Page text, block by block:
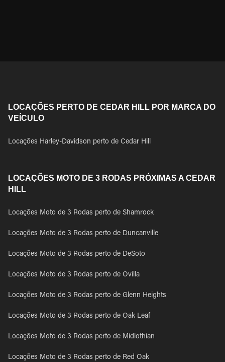
LOCAÇÕES PERTO DE CEDAR HILL POR MARCA DO
VEÍCULO
Locações Harley-Davidson perto de Cedar Hill
LOCAÇÕES MOTO DE 3 RODAS PRÓXIMAS A CEDAR
HILL
Locações Moto de 3 Rodas perto de Shamrock
Locações Moto de 3 Rodas perto de Duncanville
Locações Moto de 3 Rodas perto de DeSoto
Locações Moto de 3 Rodas perto de Ovilla
Locações Moto de 3 Rodas perto de Glenn Heights
Locações Moto de 3 Rodas perto de Oak Leaf
Locações Moto de 3 Rodas perto de Midlothian
Locações Moto de 3 Rodas perto de Red Oak